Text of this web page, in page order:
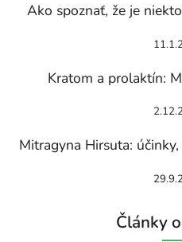
Ako spoznať, že je
Kratom a prolaktín:
Mitragyna Hirsuta:
Články